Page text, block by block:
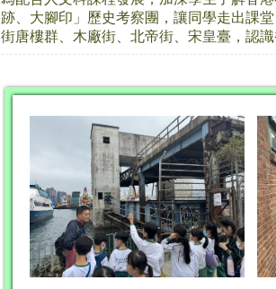
跡、大腳印」歷史考察團，讓同學走出課
街唐樓群、木廠街、北帝街、宋皇臺，認識